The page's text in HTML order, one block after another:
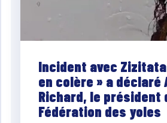
Incident avec
en colère » a déclaré
Richard, le président
Fédération des yoles